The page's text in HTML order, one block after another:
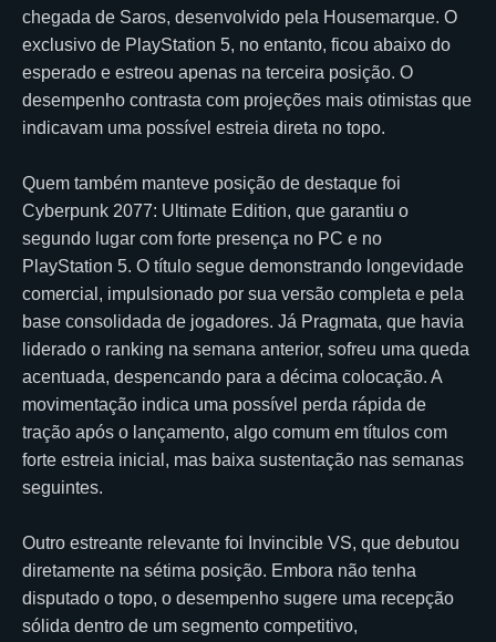
chegada de Saros, desenvolvido pela Housemarque. O
exclusivo de PlayStation 5, no entanto, ficou abaixo do
esperado e estreou apenas na terceira posição. O
desempenho contrasta com projeções mais otimistas que
indicavam uma possível estreia direta no topo.
Quem também manteve posição de destaque foi
Cyberpunk 2077: Ultimate Edition, que garantiu o
segundo lugar com forte presença no PC e no
PlayStation 5. O título segue demonstrando longevidade
comercial, impulsionado por sua versão completa e pela
base consolidada de jogadores. Já Pragmata, que havia
liderado o ranking na semana anterior, sofreu uma queda
acentuada, despencando para a décima colocação. A
movimentação indica uma possível perda rápida de
tração após o lançamento, algo comum em títulos com
forte estreia inicial, mas baixa sustentação nas semanas
seguintes.
Outro estreante relevante foi Invincible VS, que debutou
diretamente na sétima posição. Embora não tenha
disputado o topo, o desempenho sugere uma recepção
sólida dentro de um segmento competitivo,